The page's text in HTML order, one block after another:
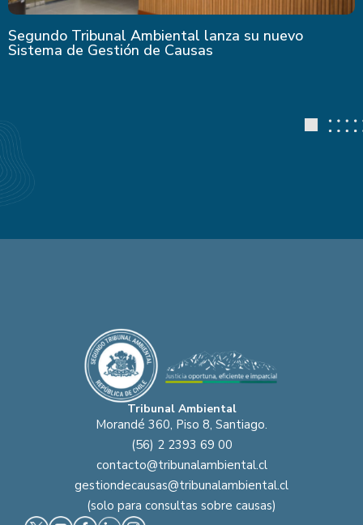
Segundo Tribunal Ambiental lanza su nuevo
Sistema de Gestión de Causas
Tribunal Ambiental
Morandé 360, Piso 8, Santiago.
(56) 2 2393 69 00
contacto@tribunalambiental.cl
gestiondecausas@tribunalambiental.cl
(solo para consultas sobre causas)